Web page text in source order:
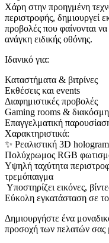
Χάρη στην προηγμένη
περιστροφής, δημιουργεί
προβολές που φαίνονται
ανάγκη ειδικής οθόνης.
Ιδανικό για:
Καταστήματα & βιτρίνες
Εκθέσεις και events
Διαφημιστικές προβολές
Gaming rooms &
Επαγγελματική
Χαρακτηριστικά:
✨ Ρεαλιστική 3D
Πολύχρωμος RGB
Υψηλή ταχύτητα
τρεμόπαιγμα
Υποστηρίζει εικόνες,
Εύκολη εγκατάσταση σε
Δημιουργήστε ένα
προσοχή των πελατών σας